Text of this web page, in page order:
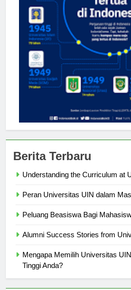
Berita Terbaru
Understanding the Curriculum at
Peran Universitas UIN dalam
Peluang Beasiswa Bagi
Alumni Success Stories from
Mengapa Memilih Universitas
Tinggi Anda?